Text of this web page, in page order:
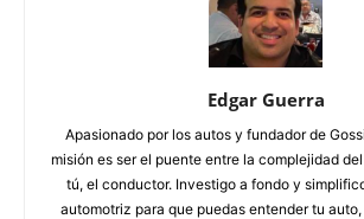
Edgar Guerra
Apasionado por los autos y fundador de
misión es ser el puente entre la complejidad
tú, el conductor. Investigo a fondo y
automotriz para que puedas entender tu